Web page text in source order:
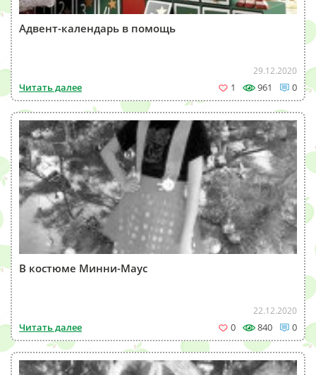
Адвент-календарь в помощь
29.12.2020
Читать далее 1 961 0
В костюме Минни-Маус
22.12.2020
Читать далее 0 840 0